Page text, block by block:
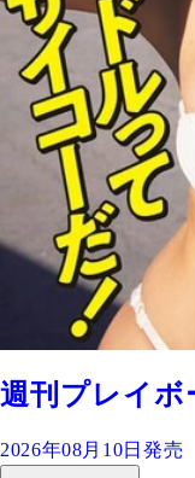
週刊プレイボ
2026年08月10日発売